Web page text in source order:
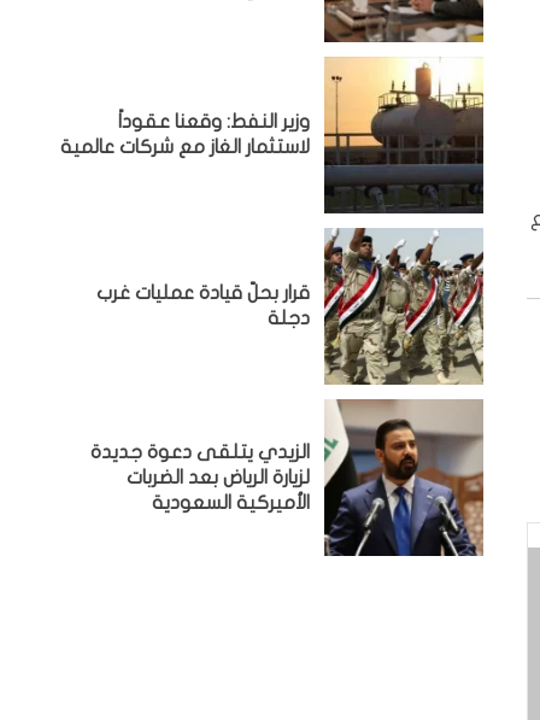
وزير النفط: وقعنا عقوداً
لاستثمار الغاز مع شركات عالمية
قرار بحلّ قيادة عمليات غرب
دجلة
الزيدي يتلقى دعوة جديدة
لزيارة الرياض بعد الضربات
الأميركية السعودية